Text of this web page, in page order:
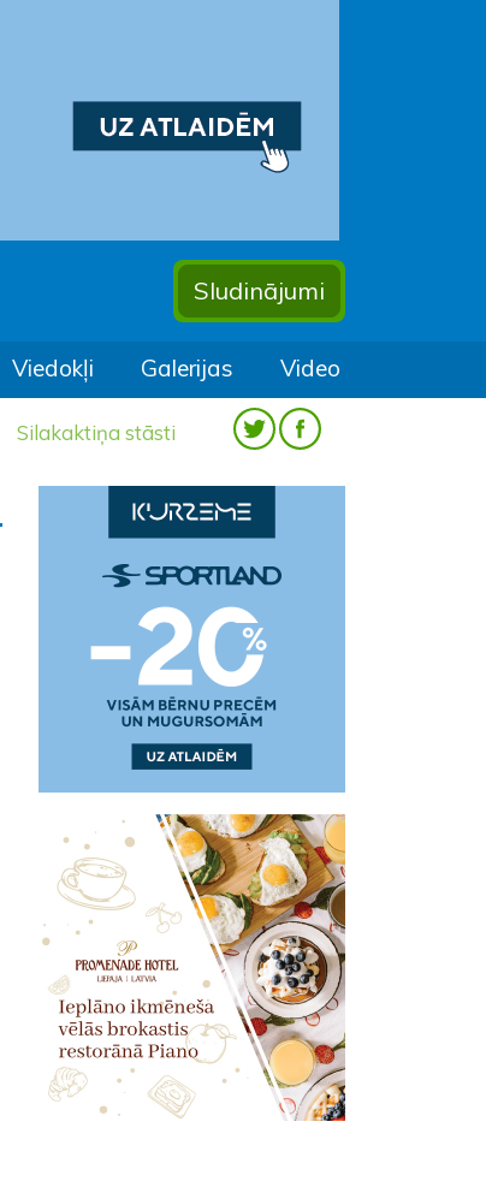
Sludinājumi
Viedokļi Galerijas Video
Silakaktiņa stāsti